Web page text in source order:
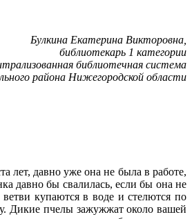
Булкина Екатерина Викторовна,
библиотекарь 1 категории
библиотечная система
района Нижегородской области
лет, давно уже она не была в работе,
давно бы свалилась, если бы она не
купаются в воде и стелются по
Дикие пчелы зажужжат около вашей